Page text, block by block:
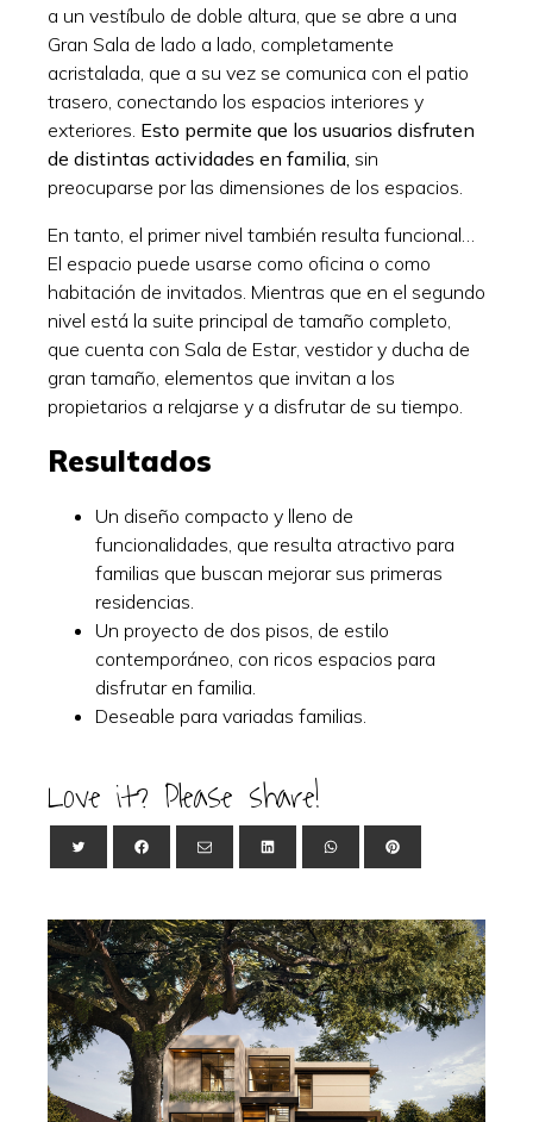
a un vestíbulo de doble altura, que se abre a una
Gran Sala de lado a lado, completamente
acristalada, que a su vez se comunica con el patio
trasero, conectando los espacios interiores y
exteriores. Esto permite que los usuarios disfruten
de distintas actividades en familia, sin
preocuparse por las dimensiones de los espacios.
En tanto, el primer nivel también resulta funcional…
El espacio puede usarse como oficina o como
habitación de invitados. Mientras que en el segundo
nivel está la suite principal de tamaño completo,
que cuenta con Sala de Estar, vestidor y ducha de
gran tamaño, elementos que invitan a los
propietarios a relajarse y a disfrutar de su tiempo.
Resultados
Un diseño compacto y lleno de
funcionalidades, que resulta atractivo para
familias que buscan mejorar sus primeras
residencias.
Un proyecto de dos pisos, de estilo
contemporáneo, con ricos espacios para
disfrutar en familia.
Deseable para variadas familias.
Love it? Please share!